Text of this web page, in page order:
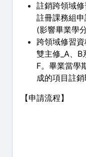
註銷跨領域
註冊課務組
(影響畢業學
跨領域修習
雙主修_A、B
F。畢業當學
成的項目註銷
【申請流程】